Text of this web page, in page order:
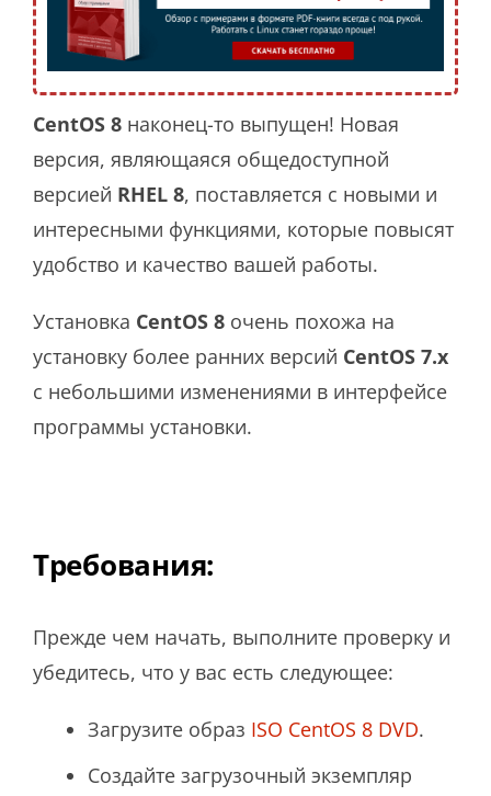
CentOS 8 наконец-то выпущен! Новая
версия, являющаяся общедоступной
версией RHEL 8, поставляется с новыми и
интересными функциями, которые повысят
удобство и качество вашей работы.
Установка CentOS 8 очень похожа на
установку более ранних версий CentOS 7.x
с небольшими изменениями в интерфейсе
программы установки.
Требования:
Прежде чем начать, выполните проверку и
убедитесь, что у вас есть следующее:
Загрузите образ ISO CentOS 8 DVD.
Создайте загрузочный экземпляр